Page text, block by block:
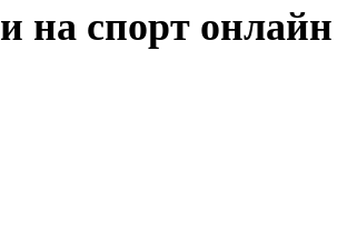
на спорт онлайн